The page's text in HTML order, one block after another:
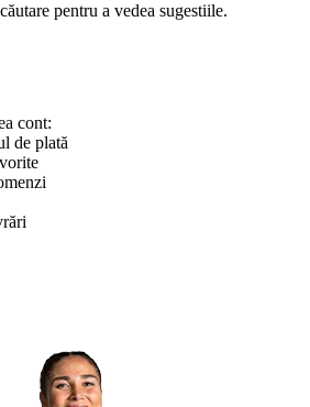
pentru a vedea sugestiile.
cont:
de plată